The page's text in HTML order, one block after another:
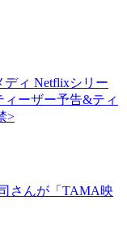
ィ Netflixシリー
ーザー予告&ティ
>
さんが「TAMA映